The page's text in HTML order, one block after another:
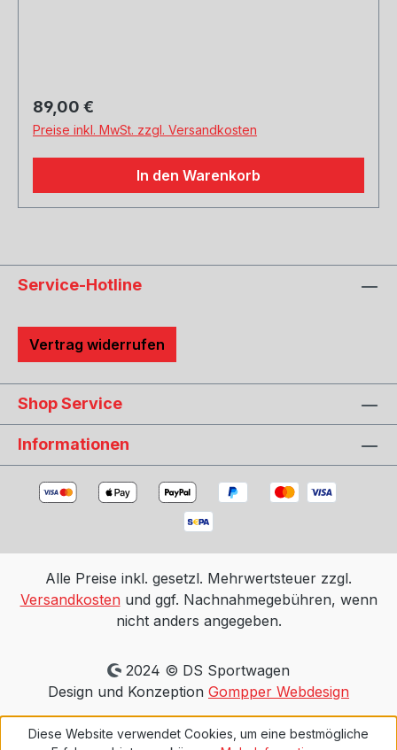
Regulärer Preis:
89,00 €
Preise inkl. MwSt. zzgl. Versandkosten
In den Warenkorb
Service-Hotline
Vertrag widerrufen
Shop Service
Informationen
Alle Preise inkl. gesetzl. Mehrwertsteuer zzgl.
Versandkostenund ggf. Nachnahmegebühren, wenn
nicht anders angegeben.
2024 © DS Sportwagen
Design und Konzeption Gompper Webdesign
Diese Website verwendet Cookies, um eine bestmögliche